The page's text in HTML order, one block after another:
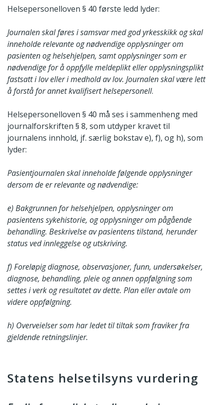
Helsepersonelloven § 40 første ledd lyder:
Journalen skal føres i samsvar med god yrkesskikk og skal
inneholde relevante og nødvendige opplysninger om
pasienten og helsehjelpen, samt opplysninger som er
nødvendige for å oppfylle meldeplikt eller opplysningsplikt
fastsatt i lov eller imedhold av lov. Journalen skal være lett
å forstå for annet kvalifisert helsepersonell.
Helsepersonelloven § 40 må ses i sammenheng med
journalforskriften § 8, som utdyper kravet til
journalens innhold, jf. særlig bokstav e), f), og h), som
lyder:
Pasientjournalen skal inneholde følgende opplysninger
dersom de er relevante og nødvendige:
e) Bakgrunnen for helsehjelpen, opplysninger om
pasientens sykehistorie, og opplysninger om pågående
behandling. Beskrivelse av pasientens tilstand, herunder
status ved innleggelse og utskriving.
f) Foreløpig diagnose, observasjoner, funn, undersøkelser,
diagnose, behandling, pleie og annen oppfølgning som
settes i verk og resultatet av dette. Plan eller avtale om
videre oppfølgning.
h) Overveielser som har ledet til tiltak som fraviker fra
gjeldende retningslinjer.
Statens helsetilsyns vurdering